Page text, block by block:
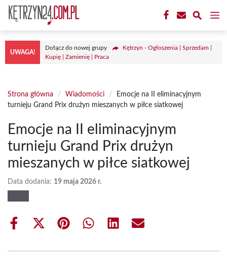
Przejdź
treści
UWAGA!
Dołącz do nowej grupy
Kętrzyn - Ogłoszenia | Sprzedam |
Kupię | Zamienię | Praca
Strona główna / Wiadomości /
Emocje na II eliminacyjnym
turnieju Grand Prix drużyn mieszanych w piłce siatkowej
Emocje na II eliminacyjnym
turnieju Grand Prix drużyn
mieszanych w piłce siatkowej
Data dodania: 19 maja 2026 r.
Share
Share
(Twitter)
Share Share Share Share